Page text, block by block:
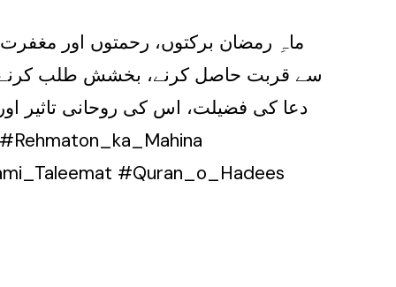
ماہِ رمضان برکتوں، رحمتوں اور
سے قربت حاصل کرنے، بخشش طلب کرنے
دعا کی فضیلت، اس کی روحانی تاثیر
#Quran_o_Hadees